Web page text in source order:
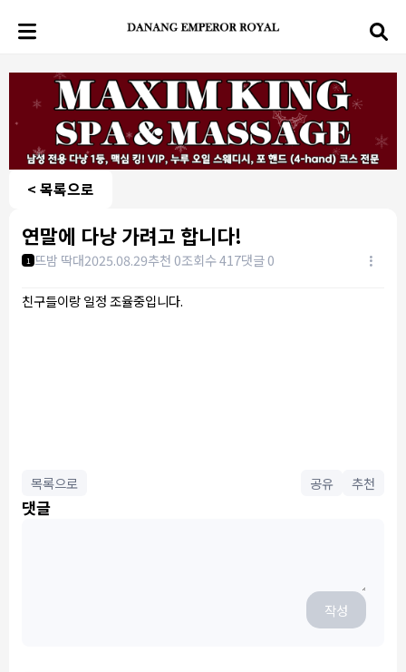
< 목록으로
연말에 다낭 가려고 합니다!
1 뜨밤 딱대2025.08.29추천 0조회수 417댓글 0
친구들이랑 일정 조율중입니다.
목록으로 공유 추천
댓글
작성